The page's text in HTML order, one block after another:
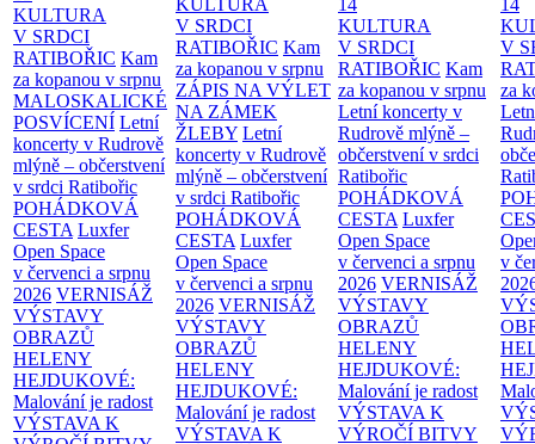
KULTURA
V SRDCI
RATIBOŘIC Kam
za kopanou v srpnu
MALOSKALICKÉ
POSVÍCENÍ Letní
koncerty v Rudrově
mlýně – občerstvení
v srdci Ratibořic
POHÁDKOVÁ
CESTA Luxfer
Open Space
v červenci a srpnu
2026 VERNISÁŽ
VÝSTAVY
OBRAZŮ
HELENY
HEJDUKOVÉ:
Malování je radost
VÝSTAVA K
V SRDCI
RATIBOŘIC Kam
za kopanou v srpnu
ZÁPIS NA VÝLET
NA ZÁMEK
ŽLEBY Letní
koncerty v Rudrově
mlýně – občerstvení
v srdci Ratibořic
POHÁDKOVÁ
CESTA Luxfer
Open Space
v červenci a srpnu
2026 VERNISÁŽ
VÝSTAVY
OBRAZŮ
HELENY
HEJDUKOVÉ:
Malování je radost
VÝSTAVA K
KULTURA
V SRDCI
RATIBOŘIC Kam
za kopanou v srpnu
Letní koncerty v
Rudrově mlýně –
občerstvení v srdci
Ratibořic
POHÁDKOVÁ
CESTA Luxfer
Open Space
v červenci a srpnu
2026 VERNISÁŽ
VÝSTAVY
OBRAZŮ
HELENY
HEJDUKOVÉ:
Malování je radost
VÝSTAVA K
VÝROČÍ BITVY
V
za
v